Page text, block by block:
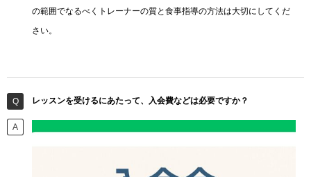
の範囲でなるべくトレーナーの質と食事指導の方法は大切にしてくだ
さい。
レッスンを受けるにあたって、入会費などは必要ですか？